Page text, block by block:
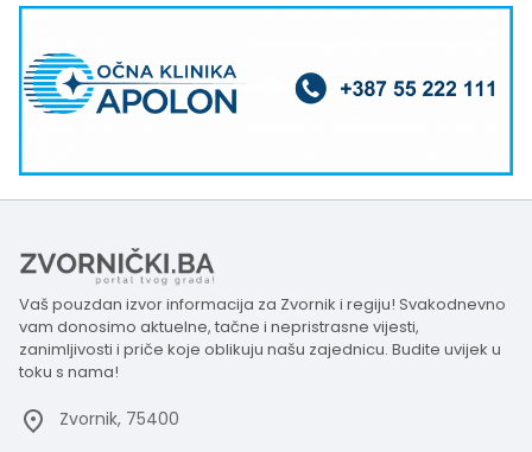
Vaš pouzdan izvor informacija za Zvornik i regiju! Svakodnevno
vam donosimo aktuelne, tačne i nepristrasne vijesti,
zanimljivosti i priče koje oblikuju našu zajednicu. Budite uvijek u
toku s nama!
Zvornik, 75400